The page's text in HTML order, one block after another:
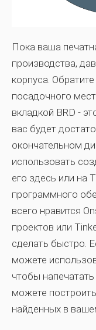
Пока ваша
производства,
корпуса.
посадочного
вкладкой BRD -
вас будет
окончательном
использовать
его здесь или на
программного
всего нравится
проектов или
сделать быстро.
можете
чтобы
можете
найденных в